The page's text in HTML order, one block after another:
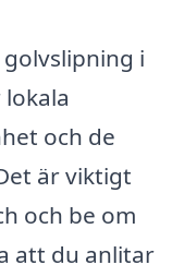
i
och de
är viktigt
och be om
att du anlitar